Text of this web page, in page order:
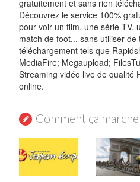
gratuitement et sans rien
Découvrez le service 100%
pour voir un film, une série TV,
match de foot... sans utiliser
téléchargement tels que
MediaFire; Megaupload;
Streaming vidéo live de qualité
online.
Comment ça marche